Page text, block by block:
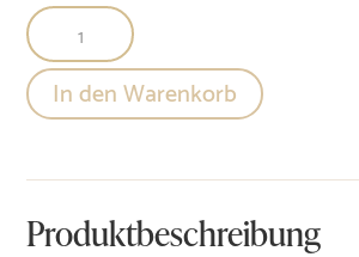
T-
Shirt
Petit
Soleil
Menge
In den Warenkorb
Produktbeschreibung